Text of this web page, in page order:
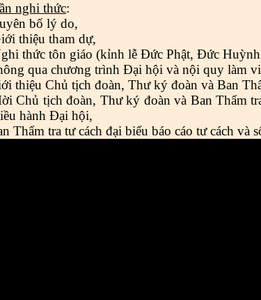
nghi thức:
bố lý do,
thiệu tham dự,
thức tôn giáo (kỉnh lễ Đức Phật, Đức
qua chương trình Đại hội và nội quy làm
thiệu Chủ tịch đoàn, Thư ký đoàn và Ban
Chủ tịch đoàn, Thư ký đoàn và Ban Thẩm
hành Đại hội,
Thẩm tra tư cách đại biểu báo cáo tư cách và